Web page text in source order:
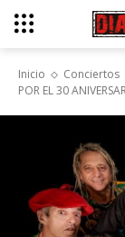
Inicio Conciertos
POR EL 30